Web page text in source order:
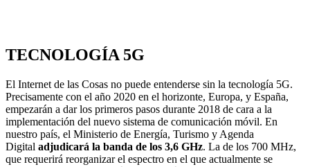
TECNOLOGÍA 5G
El Internet de las Cosas no puede entenderse sin la tecnología 5G.
Precisamente con el año 2020 en el horizonte, Europa, y España,
empezarán a dar los primeros pasos durante 2018 de cara a la
implementación del nuevo sistema de comunicación móvil. En
nuestro país, el Ministerio de Energía, Turismo y Agenda
Digital adjudicará la banda de los 3,6 GHz. La de los 700 MHz,
que requerirá reorganizar el espectro en el que actualmente se